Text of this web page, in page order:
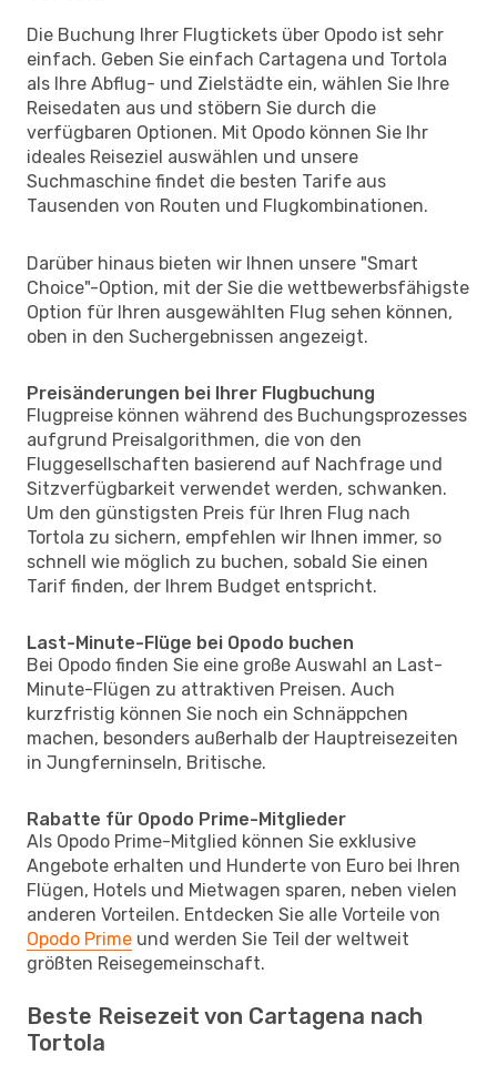
Die Buchung Ihrer Flugtickets über Opodo ist sehr
einfach. Geben Sie einfach Cartagena und Tortola
als Ihre Abflug- und Zielstädte ein, wählen Sie Ihre
Reisedaten aus und stöbern Sie durch die
verfügbaren Optionen. Mit Opodo können Sie Ihr
ideales Reiseziel auswählen und unsere
Suchmaschine findet die besten Tarife aus
Tausenden von Routen und Flugkombinationen.
Darüber hinaus bieten wir Ihnen unsere "Smart
Choice"-Option, mit der Sie die wettbewerbsfähigste
Option für Ihren ausgewählten Flug sehen können,
oben in den Suchergebnissen angezeigt.
Preisänderungen bei Ihrer Flugbuchung
Flugpreise können während des Buchungsprozesses
aufgrund Preisalgorithmen, die von den
Fluggesellschaften basierend auf Nachfrage und
Sitzverfügbarkeit verwendet werden, schwanken.
Um den günstigsten Preis für Ihren Flug nach
Tortola zu sichern, empfehlen wir Ihnen immer, so
schnell wie möglich zu buchen, sobald Sie einen
Tarif finden, der Ihrem Budget entspricht.
Last-Minute-Flüge bei Opodo buchen
Bei Opodo finden Sie eine große Auswahl an Last-
Minute-Flügen zu attraktiven Preisen. Auch
kurzfristig können Sie noch ein Schnäppchen
machen, besonders außerhalb der Hauptreisezeiten
in Jungferninseln, Britische.
Rabatte für Opodo Prime-Mitglieder
Als Opodo Prime-Mitglied können Sie exklusive
Angebote erhalten und Hunderte von Euro bei Ihren
Flügen, Hotels und Mietwagen sparen, neben vielen
anderen Vorteilen. Entdecken Sie alle Vorteile von
Opodo Prime und werden Sie Teil der weltweit
größten Reisegemeinschaft.
Beste Reisezeit von Cartagena nach
Tortola